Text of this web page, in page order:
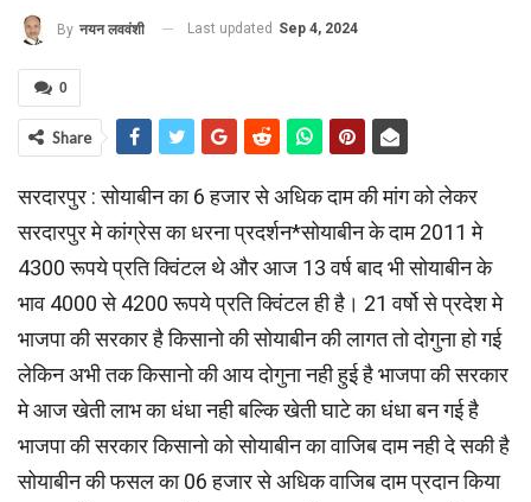
By नयन लववंशी Last updated Sep 4, 2024
0
Share
सरदारपुर : सोयाबीन का 6 हजार से अधिक दाम की मांग को लेकर
सरदारपुर मे कांग्रेस का धरना प्रदर्शन*सोयाबीन के दाम 2011 मे
4300 रूपये प्रति क्विंटल थे और आज 13 वर्ष बाद भी सोयाबीन के
भाव 4000 से 4200 रूपये प्रति क्विंटल ही है। 21 वर्षो से प्रदेश मे
भाजपा की सरकार है किसानो की सोयाबीन की लागत तो दोगुना हो गई
लेकिन अभी तक किसानो की आय दोगुना नही हुई है भाजपा की सरकार
मे आज खेती लाभ का धंधा नही बल्कि खेती घाटे का धंधा बन गई है
भाजपा की सरकार किसानो को सोयाबीन का वाजिब दाम नही दे सकी है
सोयाबीन की फसल का 06 हजार से अधिक वाजिब दाम प्रदान किया